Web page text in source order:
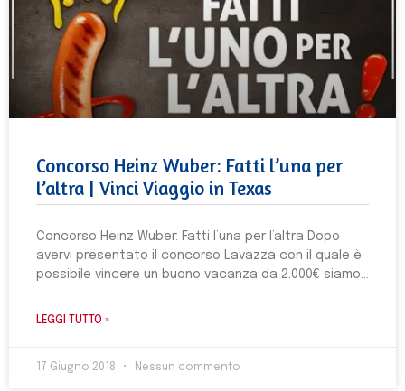
Concorso Heinz Wuber: Fatti l’una per
l’altra | Vinci Viaggio in Texas
Concorso Heinz Wuber: Fatti l’una per l’altra Dopo
avervi presentato il concorso Lavazza con il quale è
possibile vincere un buono vacanza da 2.000€ siamo
LEGGI TUTTO »
17 Giugno 2018 Nessun commento